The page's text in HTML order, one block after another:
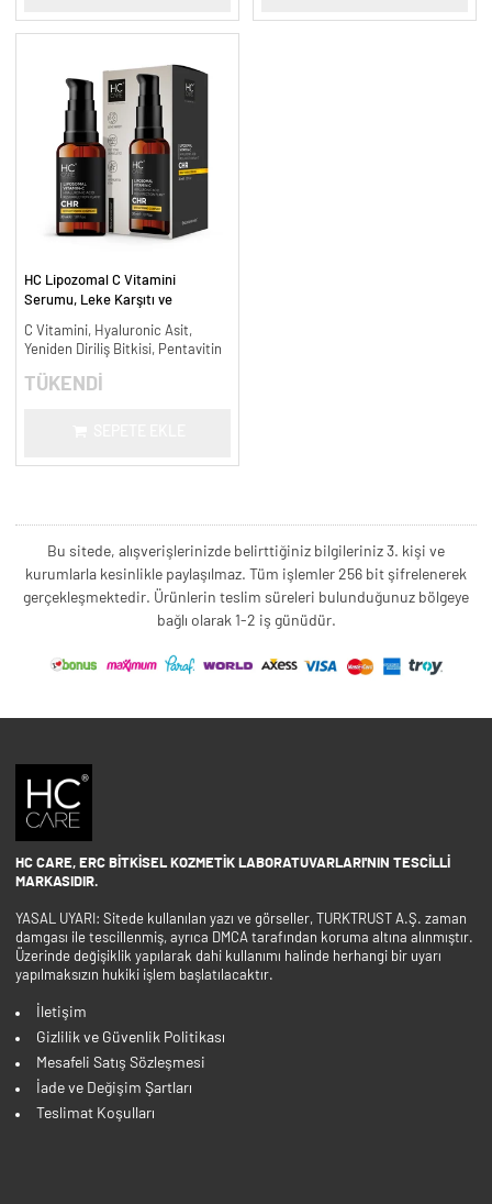
HC Lipozomal C Vitamini
Serumu, Leke Karşıtı ve
C Vitamini, Hyaluronic Asit,
Yeniden Diriliş Bitkisi, Pentavitin
TÜKENDİ
Bu sitede, alışverişlerinizde belirttiğiniz bilgileriniz 3. kişi ve
kurumlarla kesinlikle paylaşılmaz. Tüm işlemler 256 bit şifrelenerek
gerçekleşmektedir. Ürünlerin teslim süreleri bulunduğunuz bölgeye
bağlı olarak 1-2 iş günüdür.
HC CARE, ERC BITKISEL KOZMETIK LABORATUVARLARI'NIN TESCILLI
MARKASIDIR.
YASAL UYARI: Sitede kullanılan yazı ve görseller, TURKTRUST A.Ş. zaman
damgası ile tescillenmiş, ayrıca DMCA tarafından koruma altına alınmıştır.
Üzerinde değişiklik yapılarak dahi kullanımı halinde herhangi bir uyarı
yapılmaksızın hukiki işlem başlatılacaktır.
İletişim
Gizlilik ve Güvenlik Politikası
Mesafeli Satış Sözleşmesi
İade ve Değişim Şartları
Teslimat Koşulları